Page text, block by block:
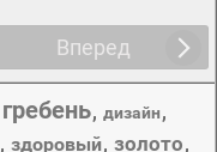
Вперед
гребень, дизайн,
, здоровый, золото,